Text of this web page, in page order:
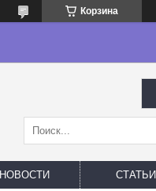
Корзина
НОВОСТИ СТАТЬИ